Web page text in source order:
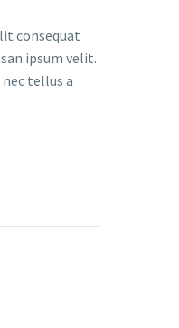
consequat
ipsum velit.
tellus a